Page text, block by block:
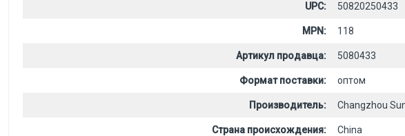
UPC: 50820250433
MPN: 118
Артикул продавца: 5080433
Формат поставки: оптом
Производитель: Changzhou
Страна происхождения: China